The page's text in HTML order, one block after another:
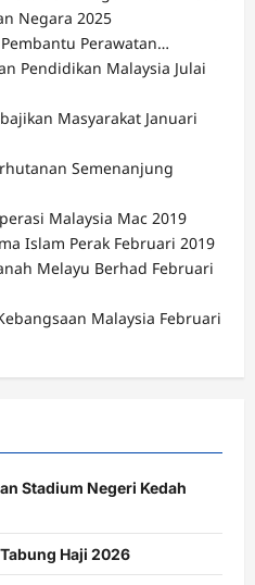
Negara 2025
Perawatan…
Pendidikan Malaysia Julai
Masyarakat Januari
Semenanjung
Malaysia Mac 2019
Islam Perak Februari 2019
Melayu Berhad Februari
Malaysia Februari
Stadium Negeri Kedah
Haji 2026